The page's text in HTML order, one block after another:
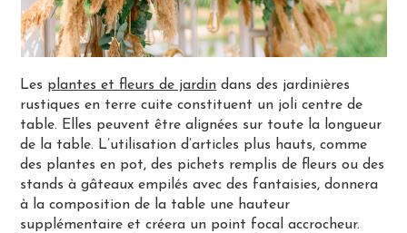
Les plantes et fleurs de jardin dans des jardinières
rustiques en terre cuite constituent un joli centre de
table. Elles peuvent être alignées sur toute la longueur
de la table. L’utilisation d’articles plus hauts, comme
des plantes en pot, des pichets remplis de fleurs ou des
stands à gâteaux empilés avec des fantaisies, donnera
à la composition de la table une hauteur
supplémentaire et créera un point focal accrocheur.